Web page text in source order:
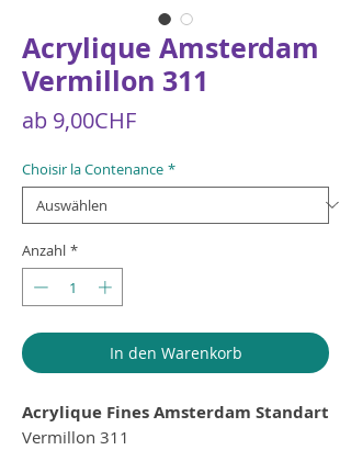
Acrylique Amsterdam
Vermillon 311
ab 9,00CHFSale-
Choisir la Contenance *
Anzahl *
In den Warenkorb
Acrylique Fines Amsterdam Standart
Vermillon 311